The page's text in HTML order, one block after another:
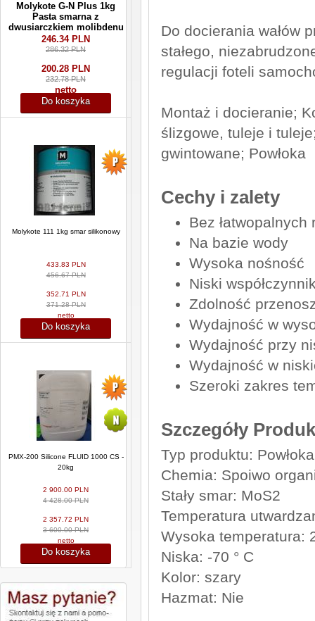
Molykote G-N Plus 1kg
Pasta smarna z
dwusiarczkiem molibdenu
246.34 PLN
286.32 PLN
200.28 PLN
232.78 PLN
netto
Do koszyka
Molykote 111 1kg smar silikonowy
433.83 PLN
456.67 PLN
352.71 PLN
371.28 PLN
netto
Do koszyka
PMX-200 Silicone FLUID 1000 CS -
20kg
2 900.00 PLN
4 428.00 PLN
2 357.72 PLN
3 600.00 PLN
netto
Do koszyka
Do docierania wałów
stałego,
regulacji foteli
Montaż i docieranie;
ślizgowe, tuleje i
gwintowane; Powłoka
Cechy i zalety
Bez
Na bazie wody
Wysoka nośność
Niski
Zdolność
Wydajność w
Wydajność przy
Wydajność w
Szeroki zakres
Szczegóły
Typ produktu:
Chemia: Spoiwo
Stały smar: MoS2
Temperatura
Wysoka temperatura:
Niska: -70 ° C
Kolor: szary
Hazmat: Nie